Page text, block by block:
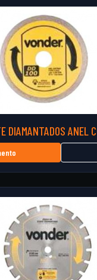
DIAMANTADOS ANEL